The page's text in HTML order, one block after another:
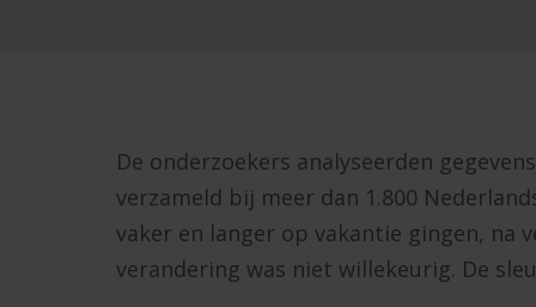
De onderzoekers analyseerden
verzameld bij meer dan 1.800
vaker en langer op vakantie gingen, na
verandering was niet willekeurig. De